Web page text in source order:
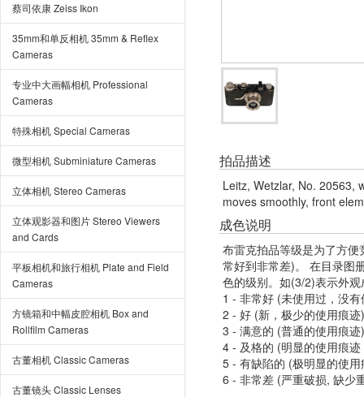
蔡司依康 Zeiss Ikon
35mm和单反相机 35mm & Reflex
Cameras
专业中大画幅相机 Professional
Cameras
特殊相机 Special Cameras
微型相机 Subminiature Cameras
立体相机 Stereo Cameras
立体观影器和图片 Stereo Viewers
and Cards
平板相机和旅行相机 Plate and Field
Cameras
方镜箱和中幅皮腔相机 Box and
Rollfilm Cameras
古董相机 Classic Cameras
古董镜头 Classic Lenses
拍品描述
Leitz, Wetzlar, No. 20563,
moves smoothly, front
成色说明
布雷克拍品等级是为了方
常好到非常差)。 在目录图
色的级别。如(3/2)表示外
1 - 非常好 (未使用过，没
2 - 好 (新，极少的使用痕迹)
3 - 满意的 (普通的使用痕迹)
4 - 及格的 (明显的使用痕
5 - 有缺陷的 (极明显的使
6 - 非常差 (严重破损, 缺少